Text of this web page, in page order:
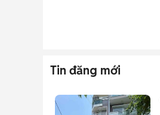
Tin đăng mới